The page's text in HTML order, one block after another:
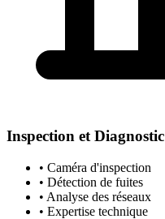
Inspection et Diagnostic
• Caméra d'inspection
• Détection de fuites
• Analyse des réseaux
• Expertise technique